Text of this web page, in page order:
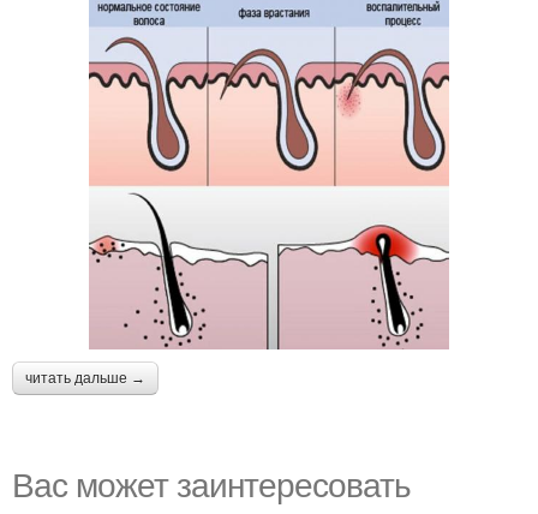
читать дальше →
Вас может заинтересовать